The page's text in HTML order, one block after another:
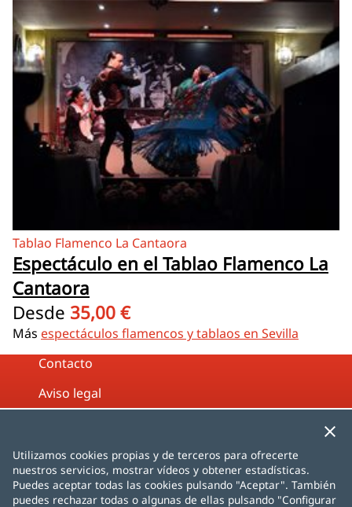
Tablao Flamenco La Cantaora
Espectáculo en el Tablao Flamenco La
Cantaora
Desde 35,00 €
Más espectáculos flamencos y tablaos en Sevilla
Contacto
Aviso legal
Política de cookies
Mapa web
Utilizamos cookies propias y de terceros para ofrecerte
nuestros servicios, mostrar vídeos y obtener estadísticas.
Puedes aceptar todas las cookies pulsando "Aceptar". También
puedes rechazar todas o algunas de ellas pulsando "Configurar